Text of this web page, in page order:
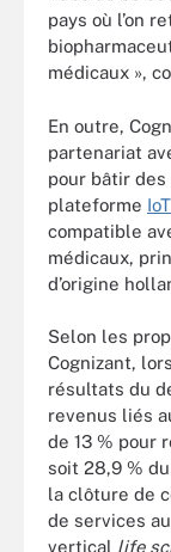
pays où l’on
médicaux »,
En outre,
partenariat
pour bâtir
plateforme IoT
compatible
médicaux,
d’origine
Selon les
Cognizant,
résultats du
revenus liés
de 13 % pour
soit 28,9 %
la clôture de
de services
vertical life